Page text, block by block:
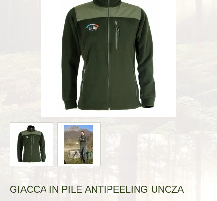
GIACCA IN PILE ANTIPEELING UNCZA